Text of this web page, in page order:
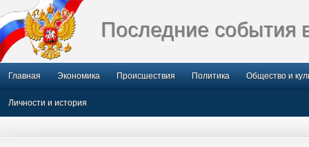
Последние события
Главная Экономика Происшествия Политика Общество и
Личности и история